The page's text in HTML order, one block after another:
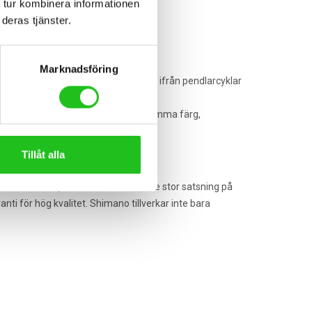
kombinera informationen
tjänster.
Marknadsföring
Tillåt alla
cyklar i nästan alla kategorier, allt ifrån pendlarcyklar
MyO program. Här kan du bestämma färg,
inom cykelindustrin. Tack vare stor satsning på
för hög kvalitet. Shimano tillverkar inte bara